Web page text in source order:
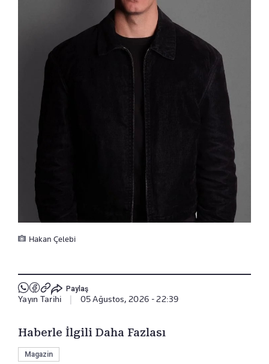
Hakan Çelebi
Paylaş
Yayın Tarihi 05 Ağustos, 2026 - 22:39
Haberle İlgili Daha Fazlası
Magazin